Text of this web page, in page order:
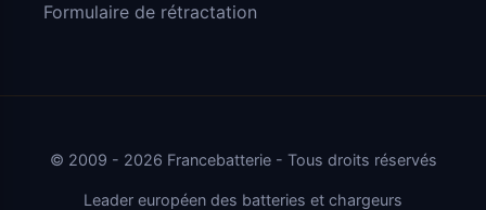
Formulaire de rétractation
© 2009 - 2026 Francebatterie - Tous droits réservés
Leader européen des batteries et chargeurs